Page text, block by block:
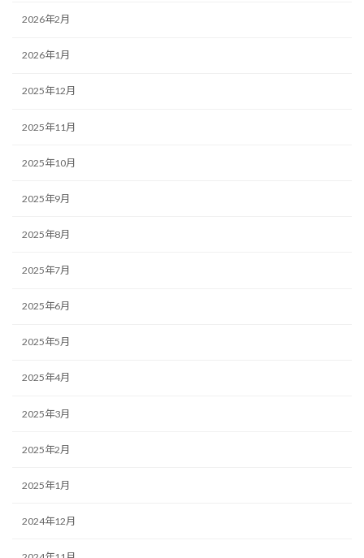
2026年2月
2026年1月
2025年12月
2025年11月
2025年10月
2025年9月
2025年8月
2025年7月
2025年6月
2025年5月
2025年4月
2025年3月
2025年2月
2025年1月
2024年12月